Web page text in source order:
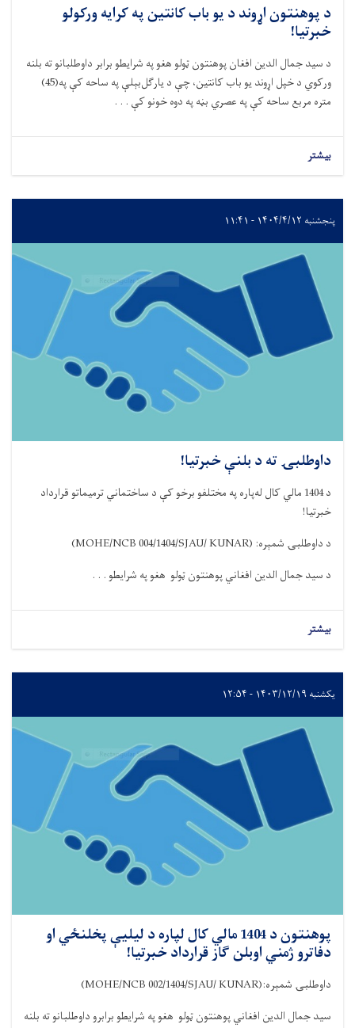
د پوهنتون اړوند د یو باب کانتین په کرايه ورکولو
خبرتيا!
د سید جمال الدین افغان پوهنتون ټولو هغو په شرایطو برابر داوطلبانو ته بلنه
ورکوي د خپل اړوند یو باب کانتین، چې د یارگل‌بېلې په ساحه کې په(45)
متره مربع ساحه کې په عصري بڼه په دوه خونو کې . . .
بیشتر
پنجشنبه ۱۴۰۴/۴/۱۲ - ۱۱:۴۱
داوطلبۍ ته د بلنې خبرتیا!
د1404 مالي کال له‌پاره په مختلفو برخو کې د ساختمانيترمیماتو قرارداد
خبرتیا!
د داوطلبۍ شمېره:
(MOHE/NCB 004/1404/SJAU/ KUNAR)
د سید جمال الدین افغاني پوهنتون ټولو هغو په شرایطو . . .
بیشتر
یکشنبه ۱۴۰۳/۱۲/۱۹ - ۱۲:۵۴
پوهنتون د 1404 مالي کال لپاره د لیلیې پخلنځي او
دفاترو ژمني اوبلن گاز قرارداد خبرتیا!
داوطلبۍ شمېره:(MOHE/NCB 002/1404/SJAU/ KUNAR)
سید جمال الدین افغاني پوهنتون ټولو هغوپه شرایطو برابروداوطلبانو ته بلنه